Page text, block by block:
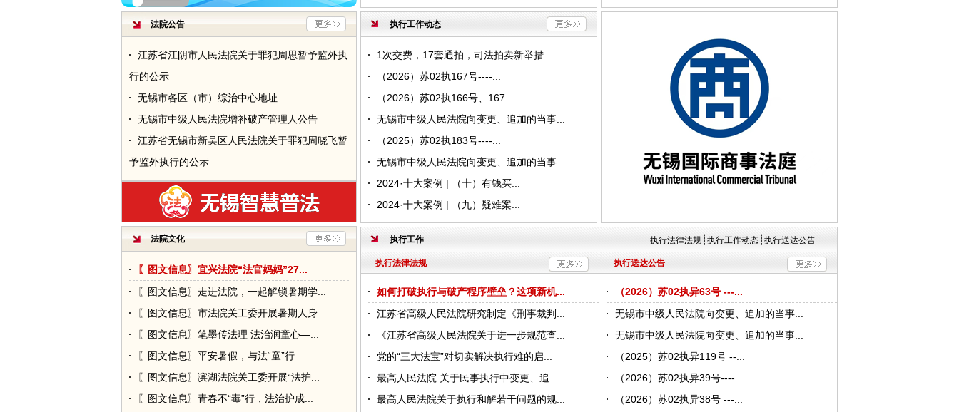
法院公告
江苏省宜兴市人民法院关于罪犯朱丹丹暂予监外
执行的公示
江苏省江阴市人民法院关于罪犯周思暂予监外执
行的公示
无锡市各区（市）综治中心地址
无锡市中级人民法院增补破产管理人公告
江苏省无锡市新吴区人民法院关于罪犯周晓飞暂
予监外执行的公示
予监外执行的公示
江苏省江阴市人民法院关于罪犯李梦珂暂予监外
执行的公示
2026年无锡中院驾驶员招录考试成绩公示
无锡市中级人民法院受理减刑、假释案件情况公
法院文化
〖图文信息〗宜兴法院“法官妈妈”27...
〖图文信息〗走进法院，一起解锁暑期学...
〖图文信息〗市法院关工委开展暑期人身...
〖图文信息〗笔墨传法理 法治润童心—...
〖图文信息〗平安暑假，与法“童”行
〖图文信息〗滨湖法院关工委开展“法护...
〖图文信息〗青春不“毒”行，法治护成...
执行工作动态
1次交费，17套通拍，司法拍卖新举措...
（2026）苏02执167号----...
（2026）苏02执166号、167...
无锡市中级人民法院向变更、追加的当事...
（2025）苏02执183号----...
无锡市中级人民法院向变更、追加的当事...
2024·十大案例 | （十）有钱买...
2024·十大案例 | （九）疑难案...
执行工作 执行法律法规 ┊ 执行工作动态 ┊ 执行送达公告
执行法律法规
如何打破执行与破产程序壁垒？这项新机...
江苏省高级人民法院研究制定《刑事裁判...
《江苏省高级人民法院关于进一步规范查...
党的“三大法宝”对切实解决执行难的启...
最高人民法院 关于民事执行中变更、追...
最高人民法院关于执行和解若干问题的规...
执行送达公告
（2026）苏02执异63号 ---...
无锡市中级人民法院向变更、追加的当事...
无锡市中级人民法院向变更、追加的当事...
（2025）苏02执异119号 --...
（2026）苏02执异39号----...
（2026）苏02执异38号 ---...